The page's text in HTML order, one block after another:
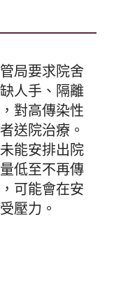
局要求院舍
人手、隔離
對高傳染性
送院治療。
能安排出院
低至不再傳
可能會在安
壓力。